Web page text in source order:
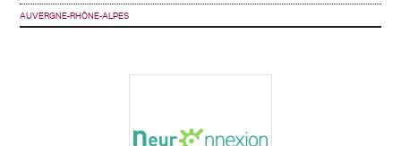
AUVERGNE-RHÔNE-ALPES